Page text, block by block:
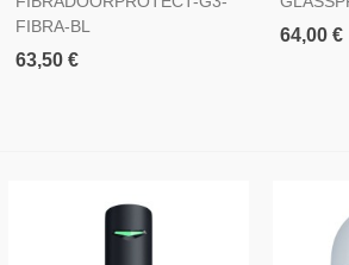
FIBRA-BL
63,50 €
64,00 €